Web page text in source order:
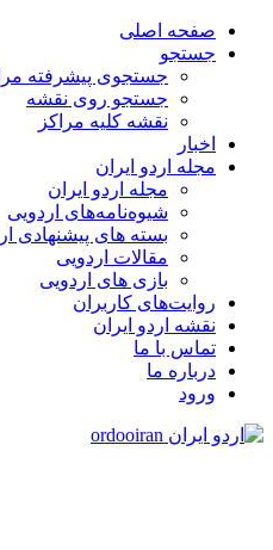
صفحه اصلی
جستجو
جستجوی پیشرفته
جستجو روی نقشه
نقشه کلیه مراکز
اخبار
مجله اردو ایران
مجله اردو ایران
شیوه‌نامه‌های اردویی
بسته های پیشنهادی
مقالات اردویی
بازی های اردویی
روایت‌های کاربران
نقشه اردو ایران
تماس با ما
درباره ما
ورود